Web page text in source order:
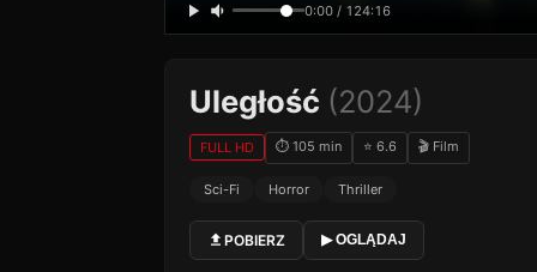
0:00 / 124:16
Uległość (2024)
FULL HD ⏱ 105 min ⭐ 6.6 🎬 Film
Sci-Fi Horror Thriller
POBIERZ ▶ OGLĄDAJ